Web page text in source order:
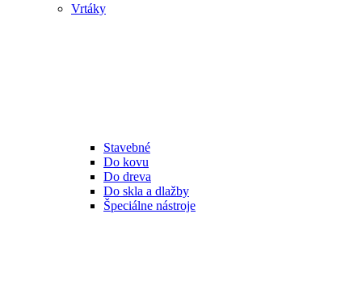
Vrtáky
Stavebné
Do kovu
Do dreva
Do skla a dlažby
Špeciálne nástroje